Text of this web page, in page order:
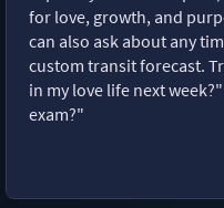
for love, growth, and
can also ask about any
custom transit forecast.
in my love life next
exam?"